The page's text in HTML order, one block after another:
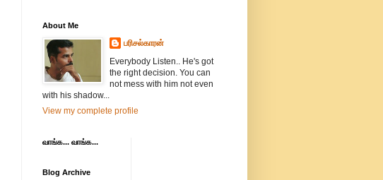
About Me
பரிசல்காரன்
Everybody Listen.. He's got
the right decision. You can
not mess with him not even
with his shadow...
View my complete profile
வாங்க... வாங்க...
Blog Archive